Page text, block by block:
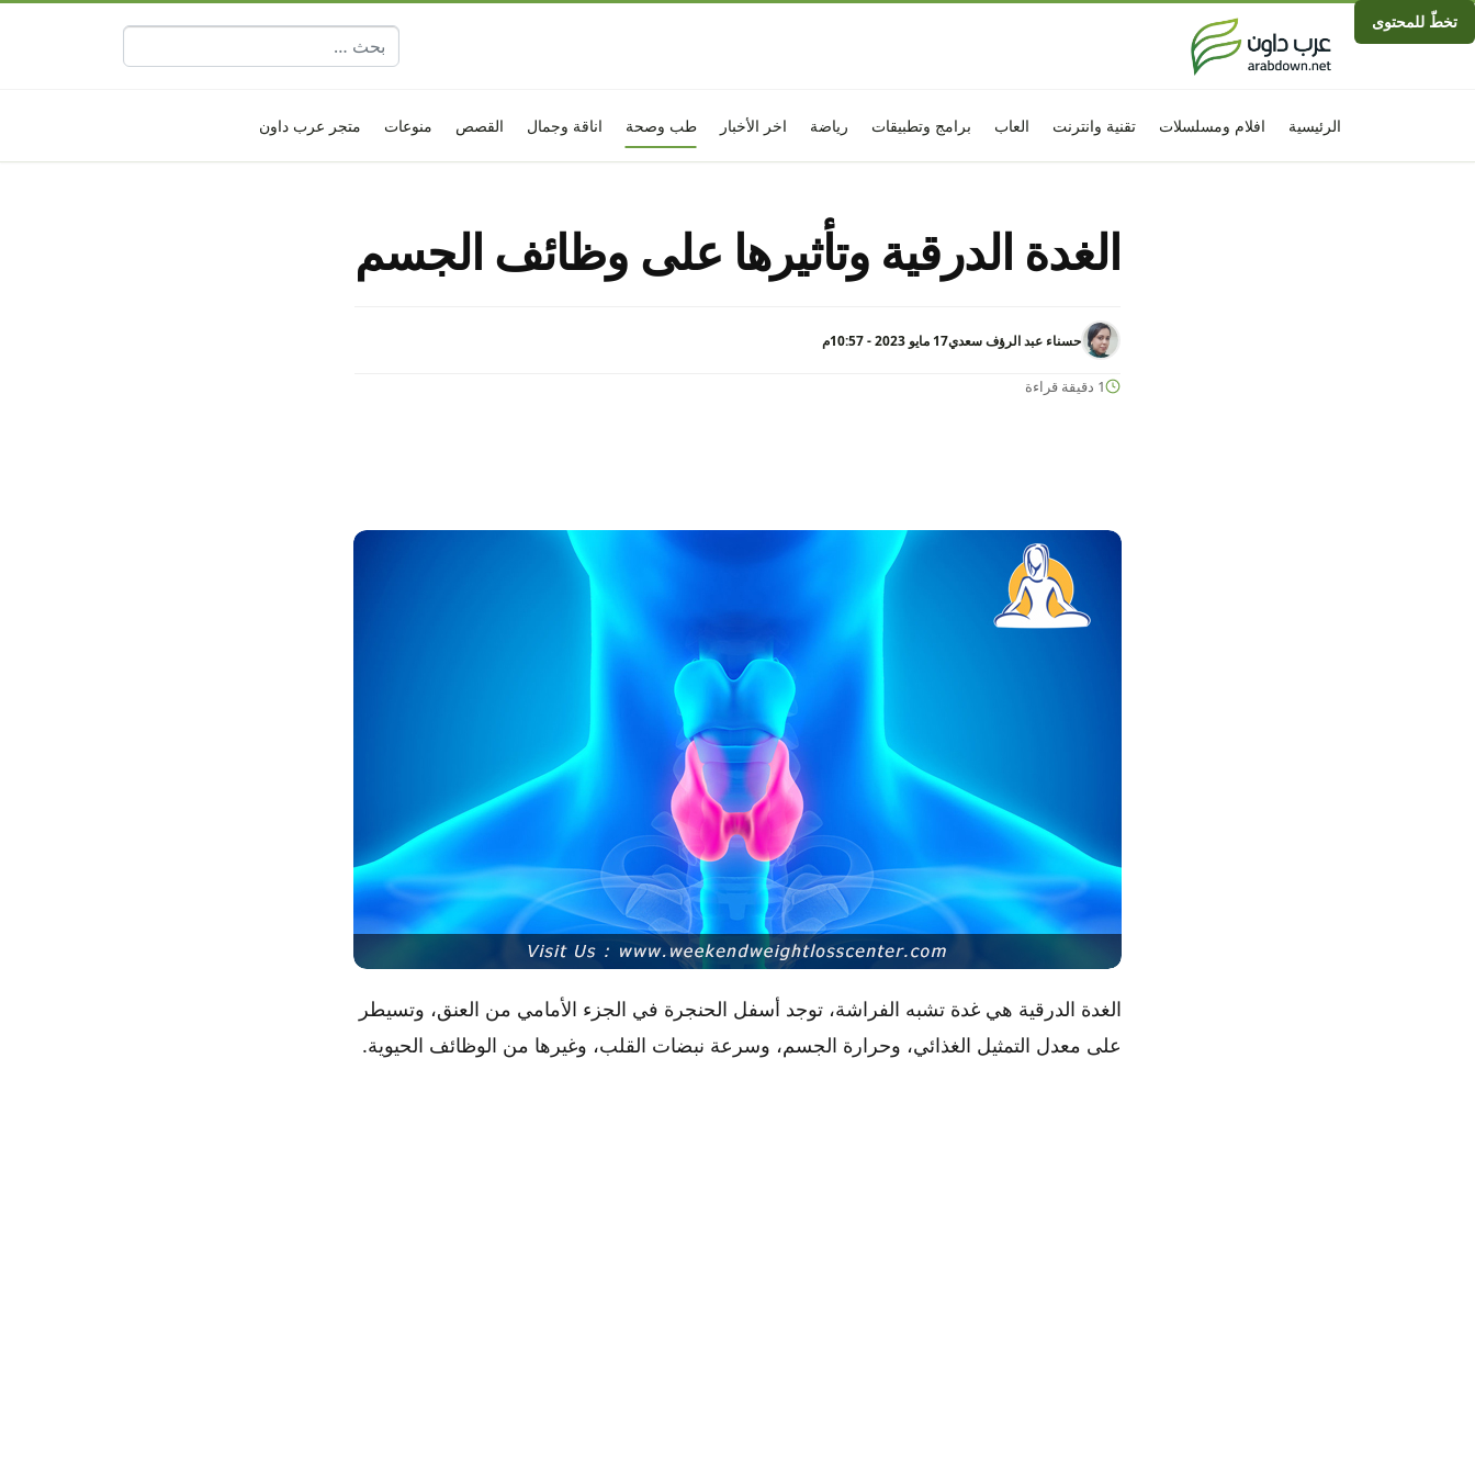
تخطّ للمحتوى
البحث عن:
الرئيسية افلام ومسلسلات تقنية وانترنت العاب برامج وتطبيقات رياضة اخر الأخبار طب وصحة اناقة وجمال القصص منوعات متجر عرب داون
الغدة الدرقية وتأثيرها على وظائف الجسم
حسناء عبد الرؤف سعدي17 مايو 2023 - 10:57م
1 دقيقة قراءة
الغدة الدرقية هي غدة تشبه الفراشة، توجد أسفل الحنجرة في الجزء الأمامي من العنق، وتسيطر
على معدل التمثيل الغذائي، وحرارة الجسم، وسرعة نبضات القلب، وغيرها من الوظائف الحيوية.